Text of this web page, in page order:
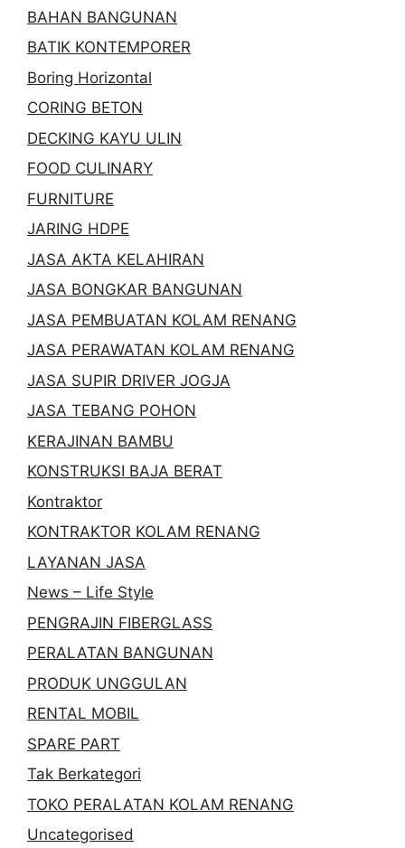
BAHAN BANGUNAN
BATIK KONTEMPORER
Boring Horizontal
CORING BETON
DECKING KAYU ULIN
FOOD CULINARY
FURNITURE
JARING HDPE
JASA AKTA KELAHIRAN
JASA BONGKAR BANGUNAN
JASA PEMBUATAN KOLAM RENANG
JASA PERAWATAN KOLAM RENANG
JASA SUPIR DRIVER JOGJA
JASA TEBANG POHON
KERAJINAN BAMBU
KONSTRUKSI BAJA BERAT
Kontraktor
KONTRAKTOR KOLAM RENANG
LAYANAN JASA
News – Life Style
PENGRAJIN FIBERGLASS
PERALATAN BANGUNAN
PRODUK UNGGULAN
RENTAL MOBIL
SPARE PART
Tak Berkategori
TOKO PERALATAN KOLAM RENANG
Uncategorised